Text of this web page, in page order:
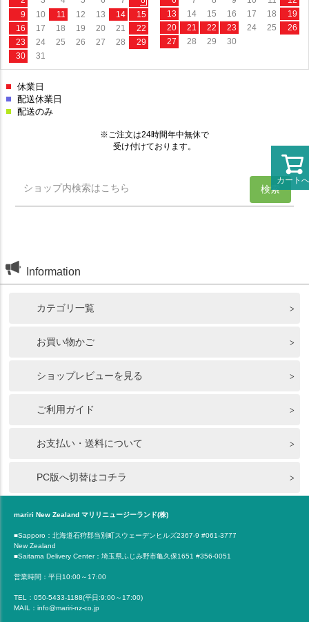
カートへ
Information
カテゴリ一覧
お買い物かご
ショップレビューを見る
ご利用ガイド
お支払い・送料について
PC版へ切替はコチラ
mariri New Zealand マリリニュージーランド(株)
■Sapporo：北海道石狩郡当別町スウェーデンヒルズ2367-9 #061-3777
New Zealand
■Saitama Delivery Center：埼玉県ふじみ野市亀久保1651 #356-0051
営業時間：平日10:00～17:00
TEL：050-5433-1188(平日:9:00～17:00)
MAIL：info@mariri-nz-co.jp